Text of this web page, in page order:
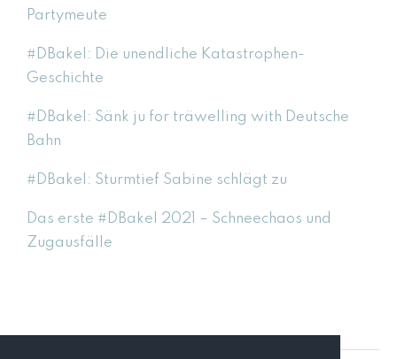
Partymeute
#DBakel: Die unendliche Katastrophen-
Geschichte
#DBakel: Sänk ju for träwelling with Deutsche
Bahn
#DBakel: Sturmtief Sabine schlägt zu
Das erste #DBakel 2021 – Schneechaos und
Zugausfälle